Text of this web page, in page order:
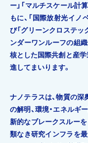
ー」「マルチスケール計
もに、「国際放射光イノ
び「グリーンクロステッ
ンダーワンルーフの組
核とした国際共創と産
進してまいります。
ナノテラスは、物質の深
の解明、環境・エネルギ
新的なブレークスルー
類なき研究インフラを